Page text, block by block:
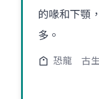
的喙和下顎
多。
恐龍 古